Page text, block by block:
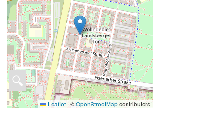
🔍
Leaflet | ©OpenStreetMapcontributors